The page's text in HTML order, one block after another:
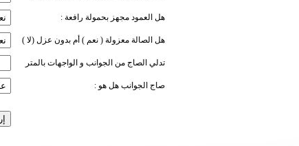
هل العمود مجهز بحمولة رافعة :
هل الصالة معزولة ( نعم ) أم بدون عزل (لا )
تدلي الصاج من الجوانب و الواجهات بالمتر
صاج الجوانب هل هو :